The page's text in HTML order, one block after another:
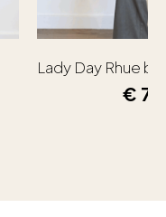
Lady Day Rhue
€